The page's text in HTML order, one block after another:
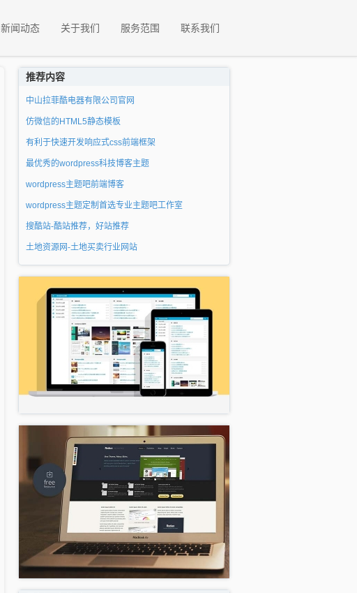
新闻动态 关于我们 服务范围 联系我们
推荐内容
中山拉菲酷电器有限公司官网
仿微信的HTML5静态模板
有利于快速开发响应式css前端框架
最优秀的wordpress科技博客主题
wordpress主题吧前端博客
wordpress主题定制首选专业主题吧工作室
搜酷站-酷站推荐，好站推荐
土地资源网-土地买卖行业网站